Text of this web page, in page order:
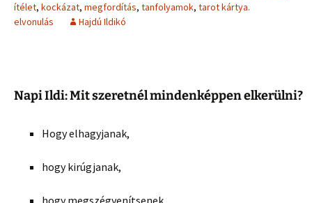
ítélet, kockázat, megfordítás, tanfolyamok, tarot kártya.
elvonulás
Hajdú Ildikó
Napi Ildi: Mit szeretnél mindenképpen elkerülni?
Hogy elhagyjanak,
hogy kirúgjanak,